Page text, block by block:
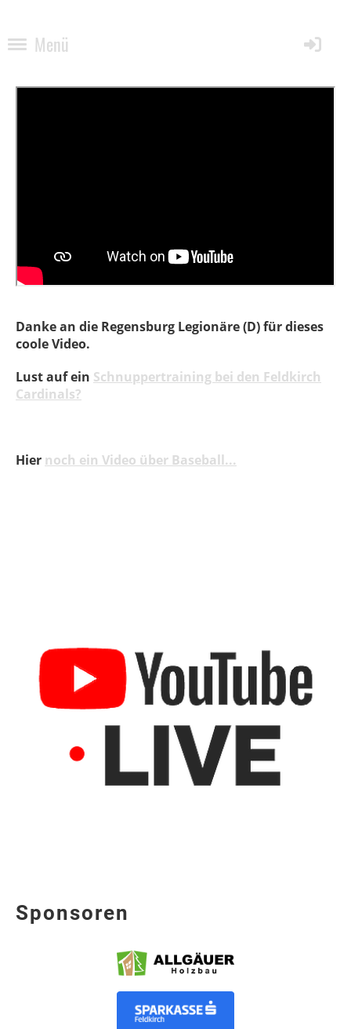
Menü
Danke an die Regensburg Legionäre (D) für dieses
coole Video.
Lust auf ein Schnuppertraining bei den Feldkirch
Cardinals?
Hier noch ein Video über Baseball...
Sponsoren